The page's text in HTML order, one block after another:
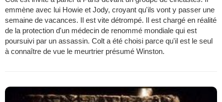
emmène avec lui Howie et Jody, croyant qu'ils vont y passer une
semaine de vacances. Il est vite détrompé. Il est chargé en réalité
de la protection d'un médecin de renommé mondiale qui est
poursuivi par un assassin. Colt a été choisi parce qu'il est le seul
à connaître de vue le meurtrier présumé Winston.